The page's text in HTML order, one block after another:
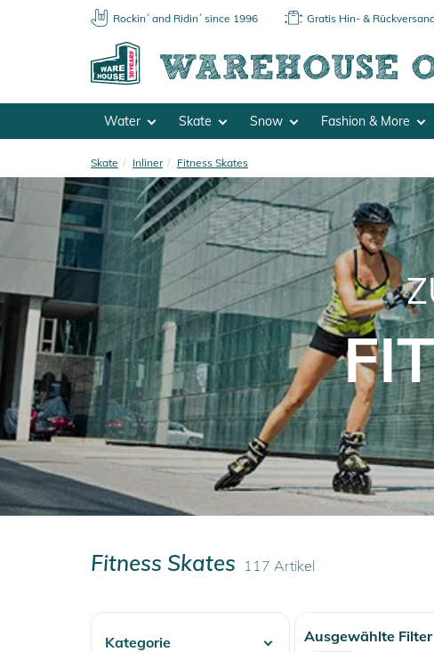
Rockin´ and Ridin´ since 1996 Gratis Hin- &
Water Skate Snow Fashion & More
Skate Inliner Fitness Skates
Fitness Skates 117 Artikel
Kategorie Ausgewählte Filter